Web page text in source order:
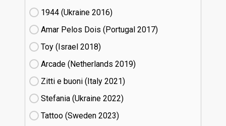
1944 (Ukraine
16)
Amar Pelos Dois (Portugal
17)
Toy (Israel
18)
Arcade (Netherlands
19)
Zitti e buoni​ (Italy
21)
Stefania (Ukraine
22)
Tattoo (Sweden
23)